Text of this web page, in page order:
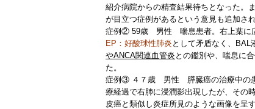
紹介病院からの精査結果待ちとなった。
が目立つ症例があるという意見も追加され
症例② 59歳 男性 喘息患者。右上葉に
EP：好酸球性肺炎 として矛盾なく、BAL
やANCA関連血管炎 との鑑別や、喘息に
た。
症例③ ４７歳 男性 膵臓癌の治療中の
療経過で右肺に浸潤影出現したが、その
皮癌と類似し炎症所見のような画像を呈